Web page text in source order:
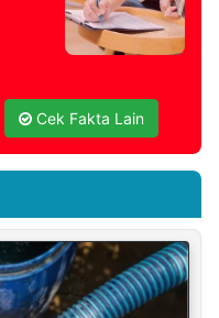
Cek Fakta Lain